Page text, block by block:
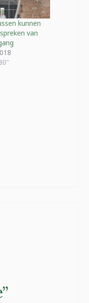
kunnen
van
”